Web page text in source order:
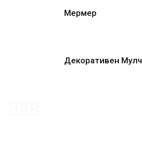
Мермер
Декоративен Мулч